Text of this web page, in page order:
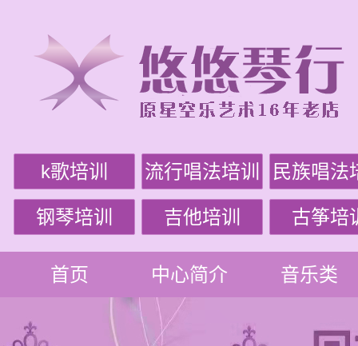
k歌培训 流行唱法培训 民族唱法
钢琴培训 吉他培训 古筝培
首页 中心简介 音乐类